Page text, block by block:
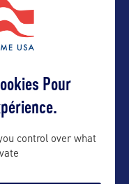
Pour
control over what